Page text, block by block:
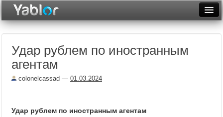
Неделя
Архив
Удар рублем по иностранным
агентам
colonelcassad — 01.03.2024
Удар рублем по иностранным агентам